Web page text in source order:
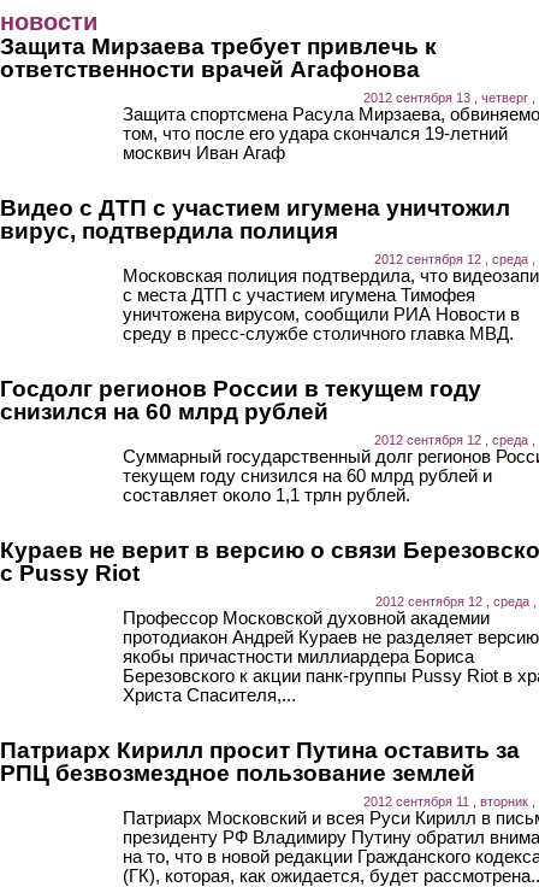
новости
Защита Мирзаева требует привлечь к
ответственности врачей Агафонова
2012 сентября 13 , четверг ,
Защита спортсмена Расула Мирзаева,
том, что после его удара скончался 19-летний
москвич Иван Агаф
Видео с ДТП с участием игумена уничтожил
вирус, подтвердила полиция
2012 сентября 12 , среда ,
Московская полиция подтвердила, что
с места ДТП с участием игумена Тимофея
уничтожена вирусом, сообщили РИА Новости в
среду в пресс-службе столичного главка МВД.
Госдолг регионов России в текущем году
снизился на 60 млрд рублей
2012 сентября 12 , среда ,
Суммарный государственный долг регионов
текущем году снизился на 60 млрд рублей и
составляет около 1,1 трлн рублей.
Кураев не верит в версию о связи
с Pussy Riot
2012 сентября 12 , среда ,
Профессор Московской духовной академии
протодиакон Андрей Кураев не разделяет
якобы причастности миллиардера Бориса
Березовского к акции панк-группы Pussy Riot в
Христа Спасителя,...
Патриарх Кирилл просит Путина оставить за
РПЦ безвозмездное пользование землей
2012 сентября 11 , вторник ,
Патриарх Московский и всея Руси Кирилл в
президенту РФ Владимиру Путину обратил
на то, что в новой редакции Гражданского
(ГК), которая, как ожидается, будет